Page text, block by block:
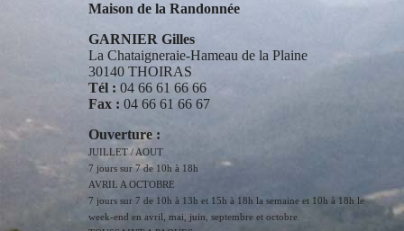
Maison de la Randonnée
GARNIER Gilles
La Chataigneraie-Hameau de la Plaine
30140 THOIRAS
Tél : 04 66 61 66 66
Fax : 04 66 61 66 67
Ouverture :
JUILLET / AOUT
7 jours sur 7 de 10h à 18h
AVRIL A OCTOBRE
7 jours sur 7 de 10h à 13h et 15h à 18h la semaine et 10h à 18h le
week-end en avril, mai, juin, septembre et octobre.